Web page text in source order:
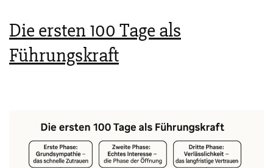
Die ersten 100 Tage als
Führungskraft